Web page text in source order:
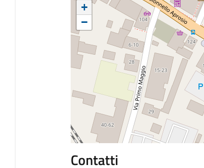
+
−
Contatti